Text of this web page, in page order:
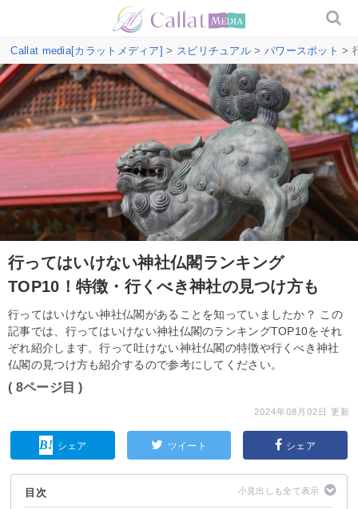
Callat media[カラットメディア] > スピリチュアル > パワースポット >
行ってはいけない神社仏閣ランキング
TOP10！特徴・行くべき神社の見つけ方も
行ってはいけない神社仏閣があることを知っていましたか？ この
記事では、行ってはいけない神社仏閣のランキングTOP10をそれ
ぞれ紹介します。行って吐けない神社仏閣の特徴や行くべき神社
仏閣の見つけ方も紹介するので参考にしてください。
( 8ページ目 )
2024年08月02日 更新
シェア ツイート シェア
目次